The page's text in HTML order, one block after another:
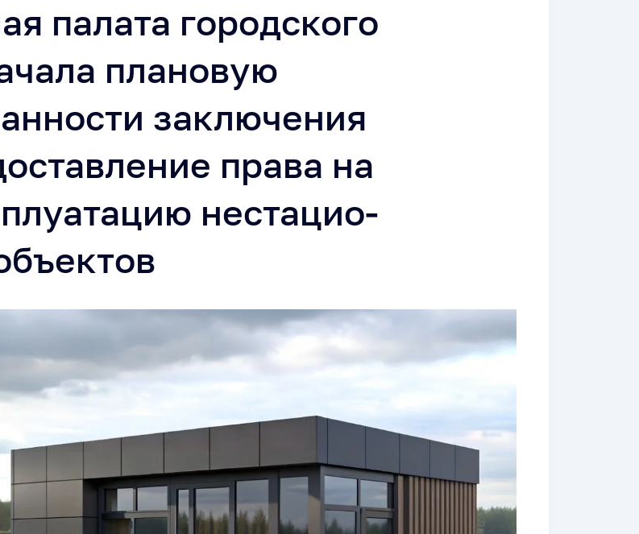
палата городского
плановую
заключения
права на
нестацио­